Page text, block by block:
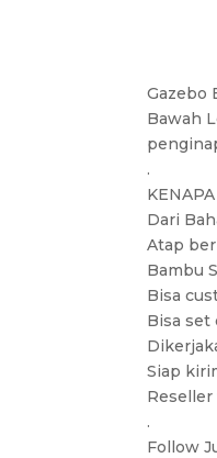
Gazebo
Bawah
.
Dari
Atap
Bambu
Bisa
Bisa set
Siap
Reseller
.
Follow